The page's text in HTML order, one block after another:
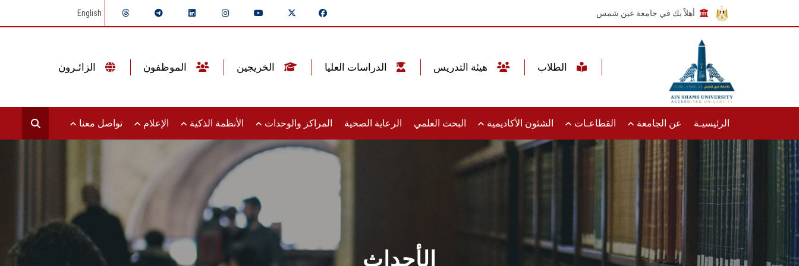
أهلاً بك في جامعة عين شمس English
الرئيسيـة عن الجامعة القطاعـات الشئون الأكاديمية البحث العلمي الرعاية الصحية المراكز والوحدات الأنظمة الذكية الإعلام تواصل معنا
الأحداث